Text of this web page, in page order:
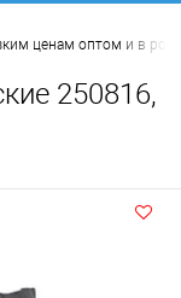
ценам оптом и в
250816,